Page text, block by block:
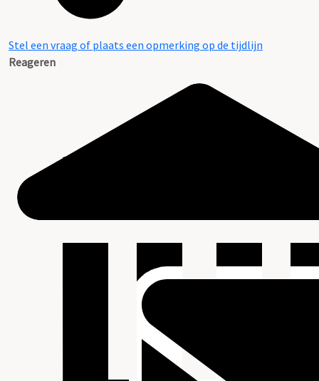
Stel een vraag of plaats een opmerking op de tijdlijn
Reageren